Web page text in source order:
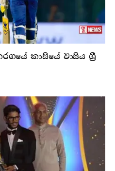
කාසියේ වාසිය ශ්‍රී